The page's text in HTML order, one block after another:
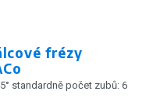
frézy
standardně počet zubů: 6